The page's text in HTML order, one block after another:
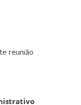
reunião